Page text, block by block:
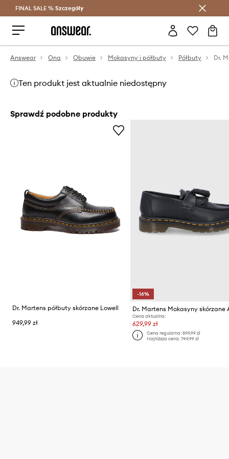
Oszczędzaj z Answear Club >
FINAL SALE % Szczegóły
Answear Ona Obuwie Mokasyny i półbuty Półbuty
Ten produkt jest aktualnie niedostępny
Sprawdź podobne produkty
Dr. Martens półbuty skórzane Lowell
949,99 zł
-16%
Cena aktualna:
629,99 zł
Cena regularna: 899,99 zł
Najniższa cena: 749,99 zł